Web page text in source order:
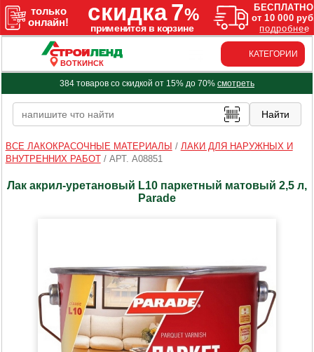
ВОТКИНСК
КАТЕГОРИИ
384 товаров со скидкой от 15% до 70% смотреть
ВСЕ ЛАКОКРАСОЧНЫЕ МАТЕРИАЛЫ / ЛАКИ ДЛЯ НАРУЖНЫХ И
ВНУТРЕННИХ РАБОТ/ АРТ. A08851
Лак акрил-уретановый L10 паркетный матовый 2,5 л,
Parade